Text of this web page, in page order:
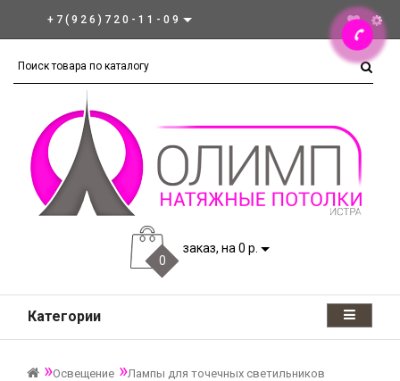
+7(926)720-11-09
0
заказ, на 0 р.
Категории
Освещение
Лампы для точечных светильников